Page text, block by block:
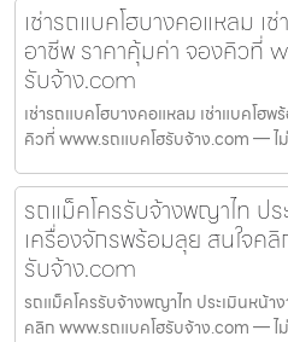
เช่ารถแบคโฮบางคอแหลม
อาชีพ ราคาคุ้มค่า จองคิวที่
รับจ้าง.com
เช่ารถแบคโฮบางคอแหลม เช่าแบคโฮ
คิวที่ www.รถแบคโฮรับจ้าง.com — ไ
รถแม็คโครรับจ้างพญาไท ปร
เครื่องจักรพร้อมลุย สนใจค
รับจ้าง.com
รถแม็คโครรับจ้างพญาไท ประเมินหน้า
คลิก www.รถแบคโฮรับจ้าง.com — ไ